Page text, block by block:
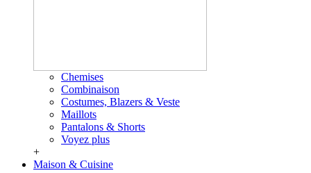
Chemises
Combinaison
Costumes, Blazers & Veste
Maillots
Pantalons & Shorts
Voyez plus
+
Maison & Cuisine